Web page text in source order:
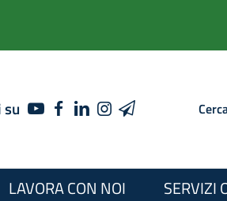
su YOUTUBEFACEBOOK
LINKEDIN
INSTAGRAM
TELEGRAM
LAVORA CON NOI SERVIZI